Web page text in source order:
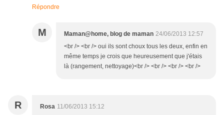
Répondre
M Maman@home, blog de maman 24/06/2013 12:57
<br /> <br /> oui ils sont choux tous les deux, enfin en
même temps je crois que heureusement que j'étais
là (rangement, nettoyage)<br /> <br /> <br /> <br />
R Rosa 11/06/2013 15:12